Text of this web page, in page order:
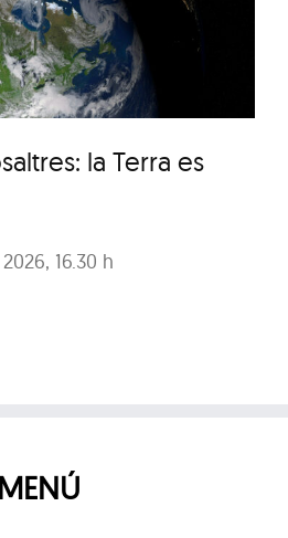
la Terra es
16.30 h
2026
MENÚ